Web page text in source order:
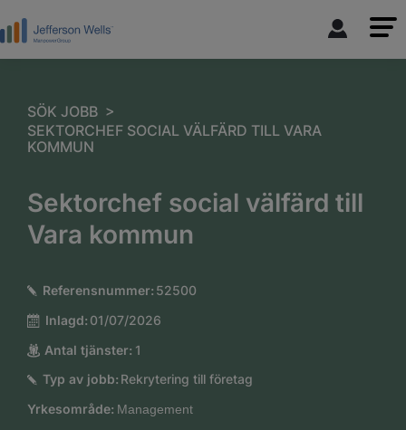
SÖK JOBB >
SEKTORCHEF SOCIAL VÄLFÄRD TILL VARA
KOMMUN
Sektorchef social välfärd till
Vara kommun
Referensnummer: 52500
Inlagd: 01/07/2026
Antal tjänster: 1
Typ av jobb: Rekrytering till företag
Yrkesområde: Management